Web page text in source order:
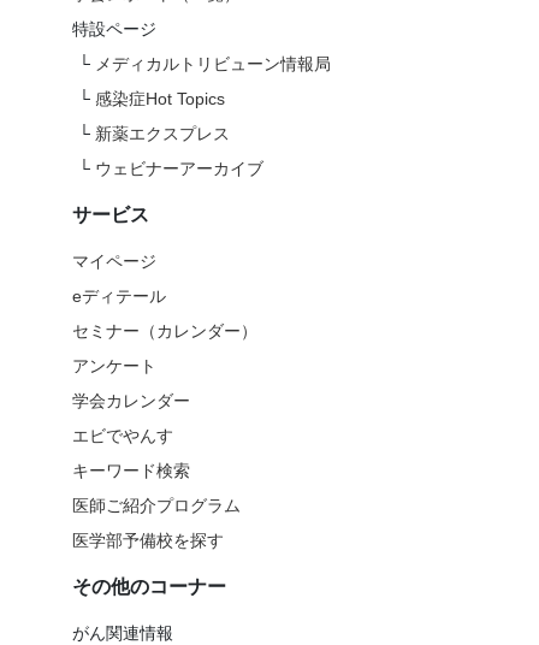
特設ページ
└ メディカルトリビューン情報局
└ 感染症Hot Topics
└ 新薬エクスプレス
└ ウェビナーアーカイブ
サービス
マイページ
eディテール
セミナー（カレンダー）
アンケート
学会カレンダー
エビでやんす
キーワード検索
医師ご紹介プログラム
医学部予備校を探す
その他のコーナー
がん関連情報